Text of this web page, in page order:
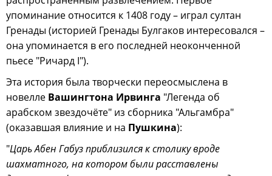
упоминание относится к 1408 году – играл султан
Гренады (историей Гренады Булгаков интересовался –
она упоминается в его последней неоконченной
пьесе "Ричард I").
Эта история была творчески переосмыслена в
новелле Вашингтона Ирвинга "Легенда об
арабском звездочёте" из сборника "Альгамбра"
(оказавшая влияние и на Пушкина):
"Царь Абен Габуз приблизился к столику вроде
шахматного, на котором были расставлены